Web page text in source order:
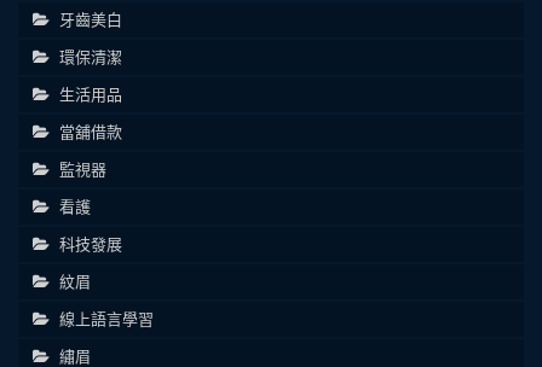
牙齒美白
環保清潔
生活用品
當舖借款
監視器
看護
科技發展
紋眉
線上語言學習
繡眉